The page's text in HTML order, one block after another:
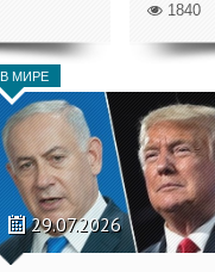
1840
В МИРЕ
29.07.2026